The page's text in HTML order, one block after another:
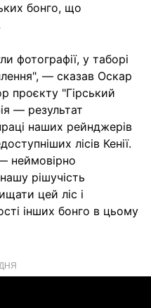
бонго, що
фотографії, у таборі
— сказав Оскар
проєкту "Гірський
— результат
наших рейнджерів
лісів Кенії.
неймовірно
рішучість
цей ліс і
інших бонго в цьому